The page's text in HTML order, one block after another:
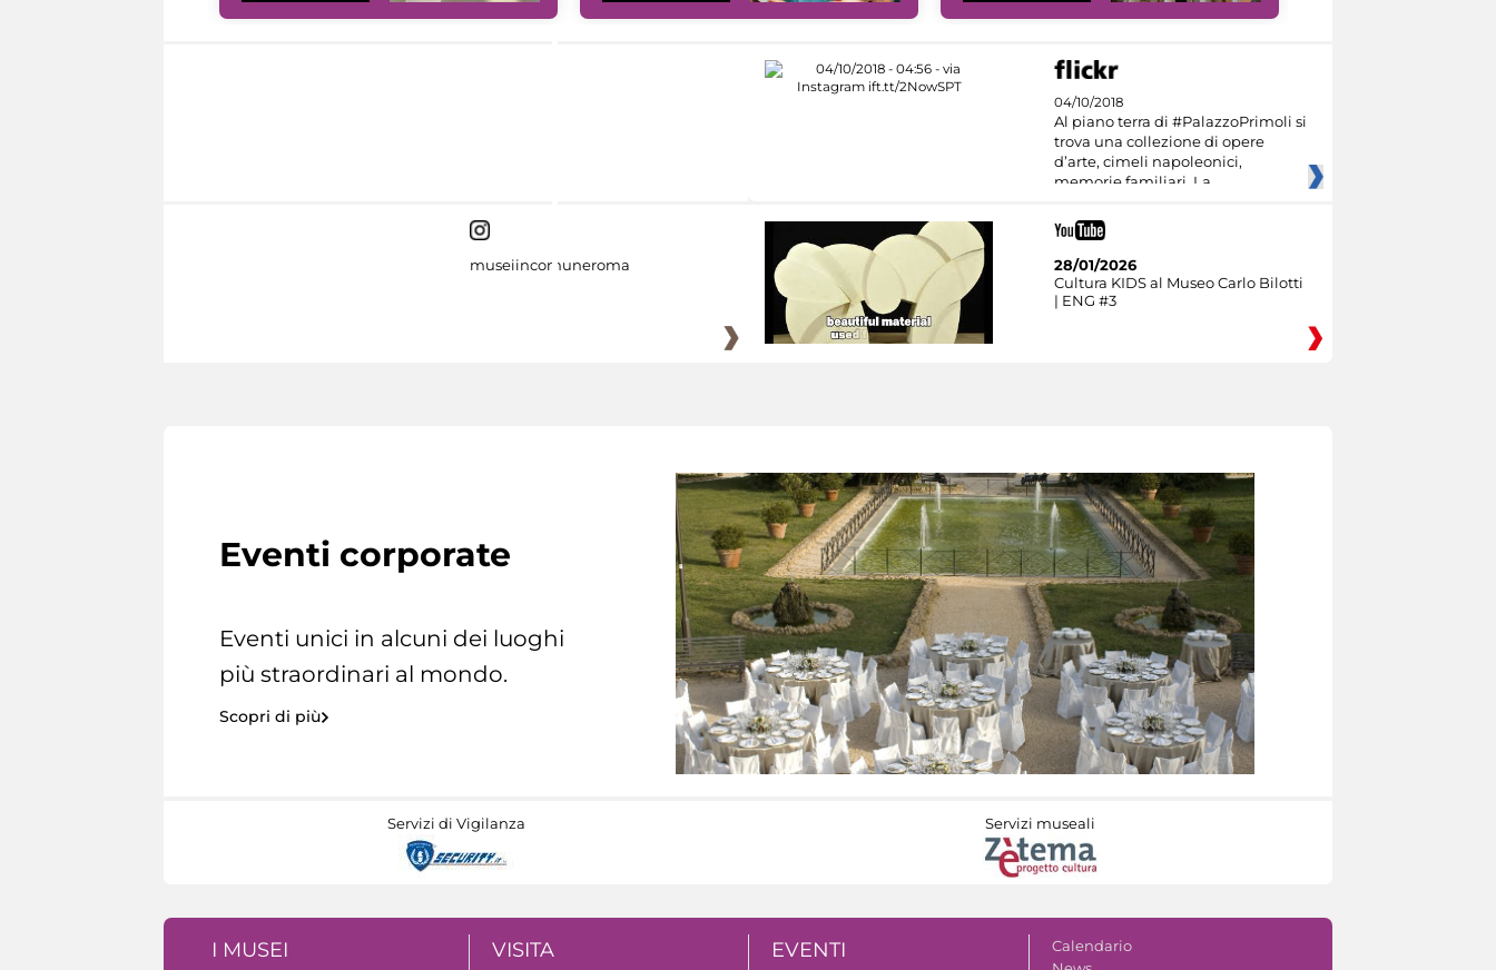
04/10/2018
Al piano terra di #PalazzoPrimoli si
trova una collezione di opere
d’arte, cimeli napoleonici,
memorie familiari. La
museiincomuneroma
28/01/2026
Cultura KIDS al Museo Carlo Bilotti
| ENG #3
Eventi corporate
Eventi unici in alcuni dei luoghi
più straordinari al mondo.
Scopri di più
Servizi di Vigilanza Servizi museali
I MUSEI VISITA EVENTI
Calendario